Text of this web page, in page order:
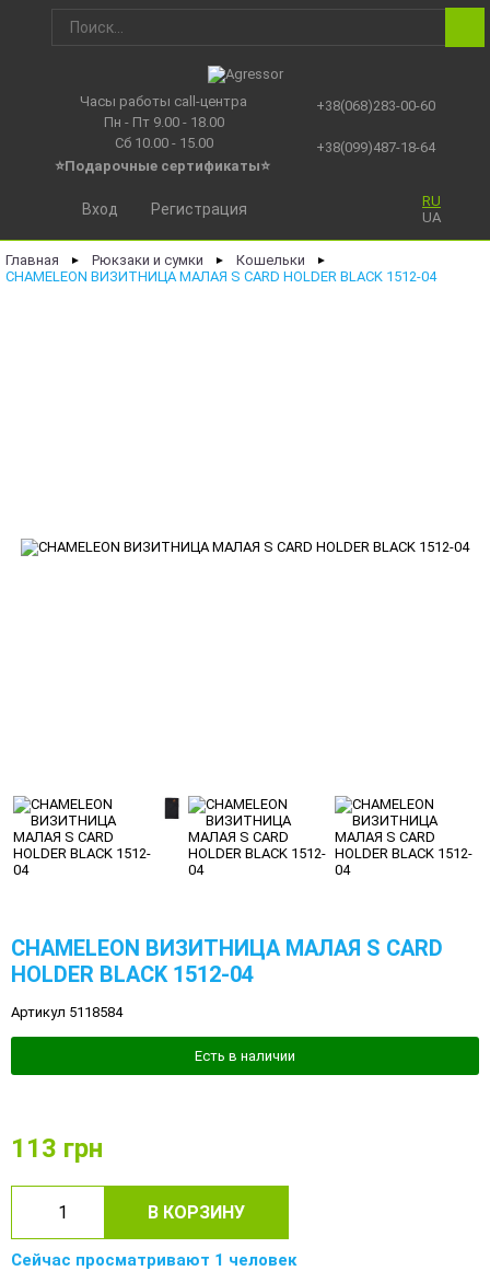
Часы работы call-центра
Пн - Пт 9.00 - 18.00
Сб 10.00 - 15.00
⭐Подарочные сертификаты⭐
+38(068)283-00-60
+38(099)487-18-64
RU
UA
Вход Регистрация
Главная ► Рюкзаки и сумки ► Кошельки ►
CHAMELEON ВИЗИТНИЦА МАЛАЯ S CARD HOLDER BLACK 1512-04
CHAMELEON ВИЗИТНИЦА МАЛАЯ S CARD
HOLDER BLACK 1512-04
Артикул 5118584
Есть в наличии
113 грн
В КОРЗИНУ
Сейчас просматривают 1 человек